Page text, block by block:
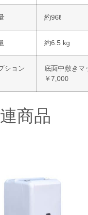
約96ℓ
約6.5 kg
ション
底面中敷きマ
￥7,000
商品